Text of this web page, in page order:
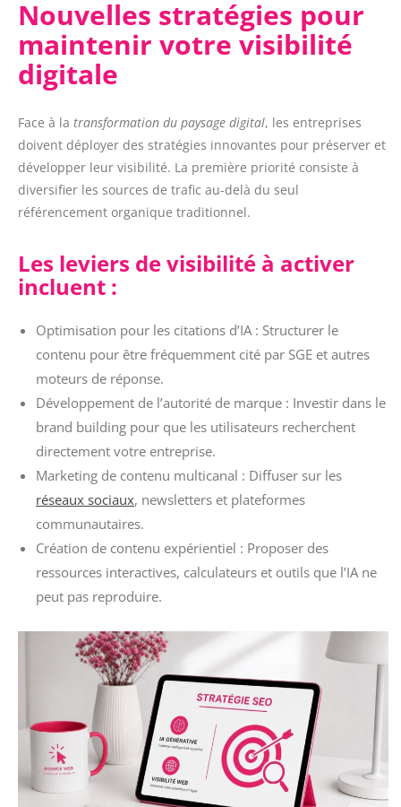
Nouvelles stratégies pour
maintenir votre visibilité
digitale
Face à la transformation du paysage digital, les entreprises
doivent déployer des stratégies innovantes pour préserver et
développer leur visibilité. La première priorité consiste à
diversifier les sources de trafic au-delà du seul
référencement organique traditionnel.
Les leviers de visibilité à activer
incluent :
Optimisation pour les citations d’IA : Structurer le
contenu pour être fréquemment cité par SGE et autres
moteurs de réponse.
Développement de l’autorité de marque : Investir dans le
brand building pour que les utilisateurs recherchent
directement votre entreprise.
Marketing de contenu multicanal : Diffuser sur les
réseaux sociaux, newsletters et plateformes
communautaires.
Création de contenu expérientiel : Proposer des
ressources interactives, calculateurs et outils que l’IA ne
peut pas reproduire.